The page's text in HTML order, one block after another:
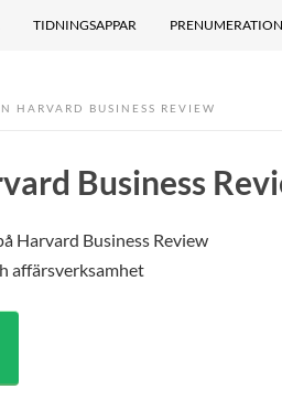
TIDNINGSAPPAR
HARVARD BUSINESS REVIEW
Business
Harvard Business Review
affärsverksamhet